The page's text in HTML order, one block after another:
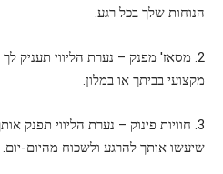
הנוחות שלך בכל רגע.
2. מסאז' מפנק – נערת הליווי תעניק
מקצועי בביתך או במלון.
3. חוויות פינוק – נערת הליווי תפנק
שיעשו אותך להרגע ולשכוח מהיום-יום.